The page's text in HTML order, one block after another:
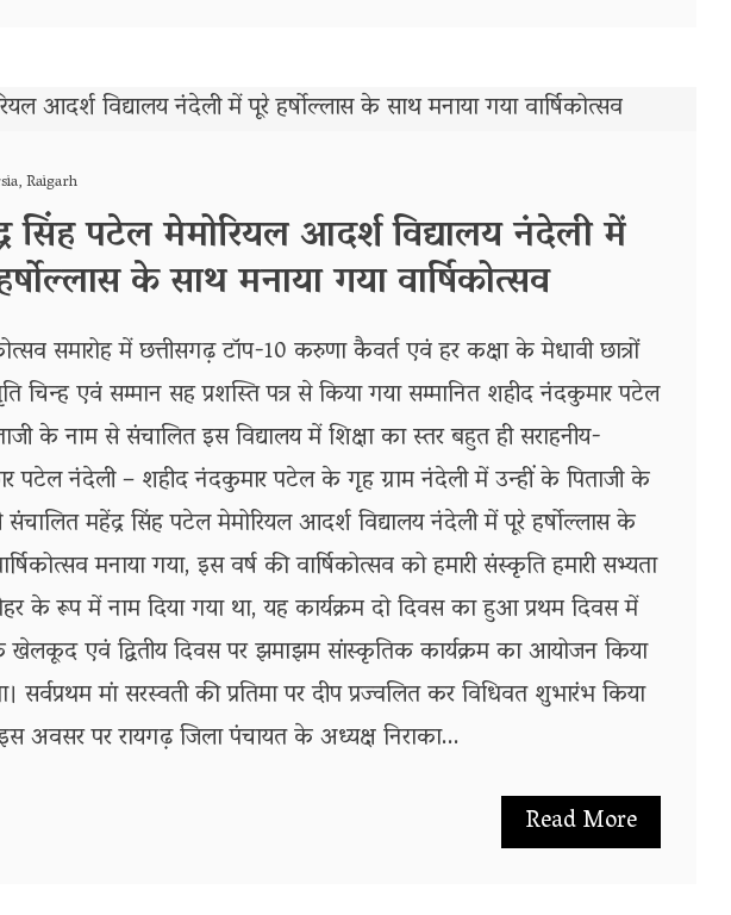
,Raigarh
सिंह पटेल मेमोरियल आदर्श विद्यालय नंदेली में
के साथ मनाया गया वार्षिकोत्सव
समारोह में छत्तीसगढ़ टॉप-10 करुणा कैवर्त एवं हर कक्षा के मेधावी छात्रों
चिन्ह एवं सम्मान सह प्रशस्ति पत्र से किया गया सम्मानित शहीद नंदकुमार पटेल
के नाम से संचालित इस विद्यालय में शिक्षा का स्तर बहुत ही सराहनीय-
पटेल नंदेली – शहीद नंदकुमार पटेल के गृह ग्राम नंदेली में उन्हीं के पिताजी के
महेंद्र सिंह पटेल मेमोरियल आदर्श विद्यालय नंदेली में पूरे हर्षोल्लास के
मनाया गया, इस वर्ष की वार्षिकोत्सव को हमारी संस्कृति हमारी सभ्यता
के रूप में नाम दिया गया था, यह कार्यक्रम दो दिवस का हुआ प्रथम दिवस में
खेलकूद एवं द्वितीय दिवस पर झमाझम सांस्कृतिक कार्यक्रम का आयोजन किया
सर्वप्रथम मां सरस्वती की प्रतिमा पर दीप प्रज्वलित कर विधिवत शुभारंभ किया
अवसर पर रायगढ़ जिला पंचायत के अध्यक्ष निराका...
Read More